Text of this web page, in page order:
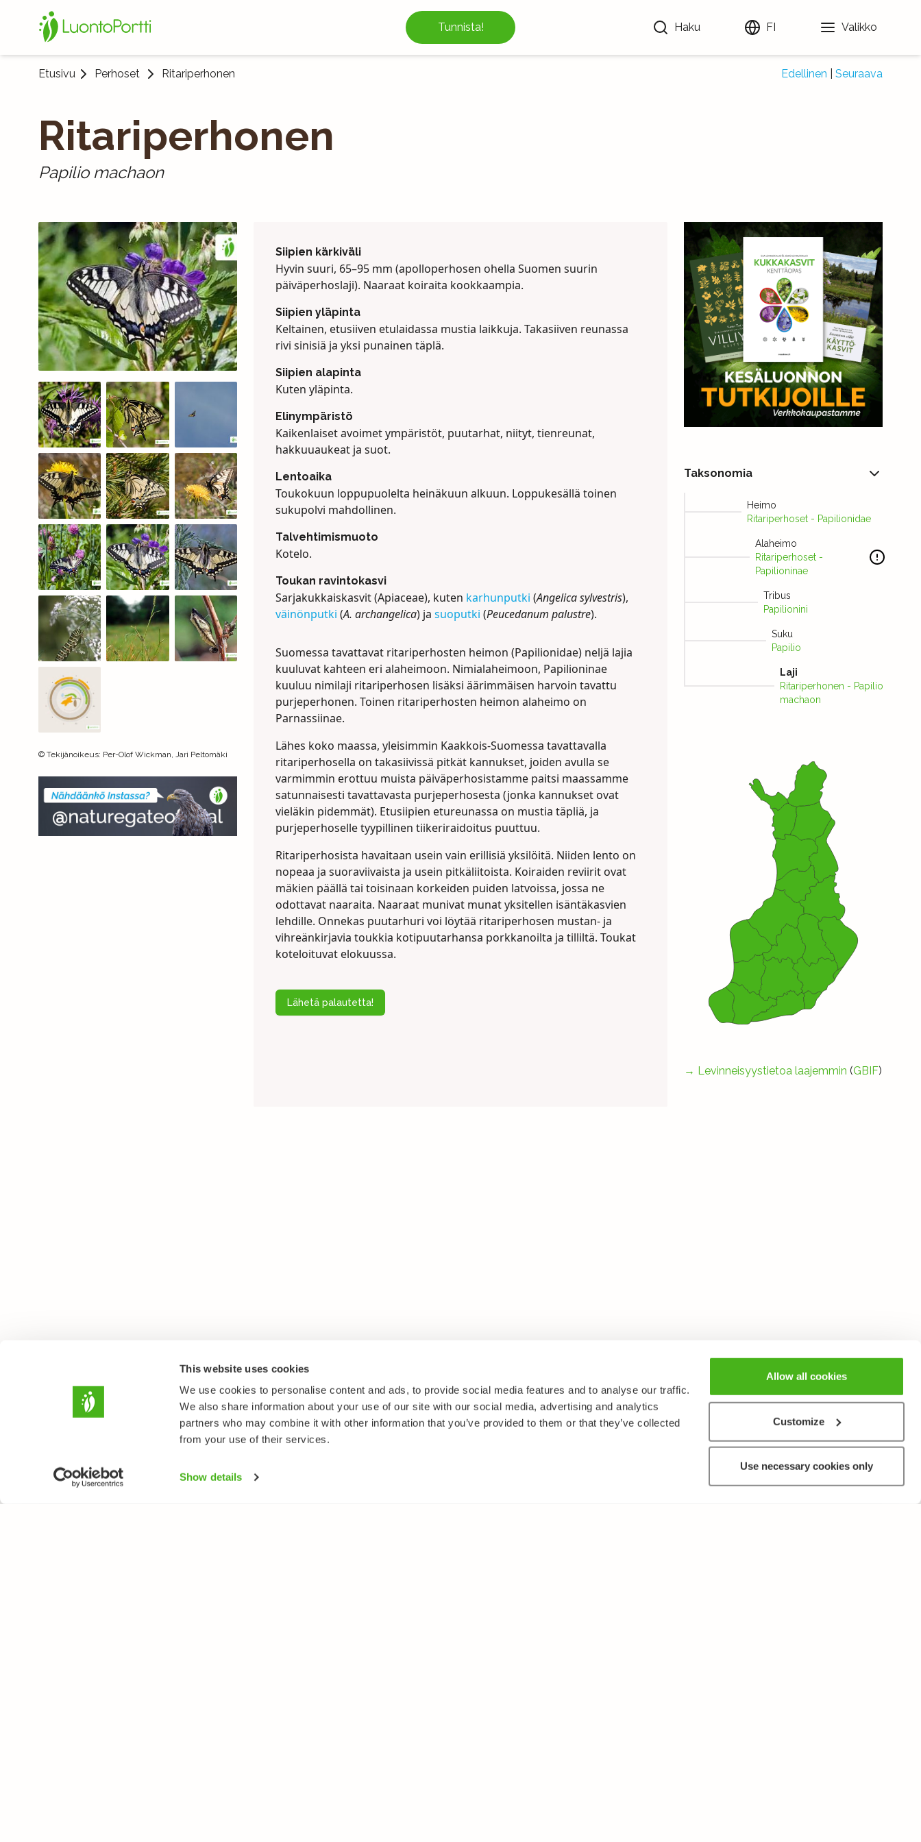
This website uses cookies
We use cookies to personalise content and ads, to provide social media features and to analyse our traffic.
We also share information about your use of our site with our social media, advertising and analytics
partners who may combine it with other information that you’ve provided to them or that they’ve collected
from your use of their services.
Show details
Allow all cookies
Customize
Use necessary cookies only
Tunnista! Haku FI Valikko
Etusivu Perhoset Ritariperhonen Edellinen Seuraava
Ritariperhonen
Papilio machaon
© Tekijänoikeus: Per-Olof Wickman, Jari Peltomäki
Siipien kärkiväli
Hyvin suuri, 65–95 mm (apolloperhosen ohella Suomen suurin
päiväperhoslaji). Naaraat koiraita kookkaampia.
Siipien yläpinta
Keltainen, etusiiven etulaidassa mustia laikkuja. Takasiiven reunassa
rivi sinisiä ja yksi punainen täplä.
Siipien alapinta
Kuten yläpinta.
Elinympäristö
Kaikenlaiset avoimet ympäristöt, puutarhat, niityt, tienreunat,
hakkuuaukeat ja suot.
Lentoaika
Toukokuun loppupuolelta heinäkuun alkuun. Loppukesällä toinen
sukupolvi mahdollinen.
Talvehtimismuoto
Kotelo.
Toukan ravintokasvi
Sarjakukkaiskasvit (Apiaceae), kuten karhunputki (Angelica sylvestris),
väinönputki (A. archangelica) ja suoputki (Peucedanum palustre).
Suomessa tavattavat ritariperhosten heimon (Papilionidae) neljä lajia
kuuluvat kahteen eri alaheimoon. Nimialaheimoon, Papilioninae
kuuluu nimilaji ritariperhosen lisäksi äärimmäisen harvoin tavattu
purjeperhonen. Toinen ritariperhosten heimon alaheimo on
Parnassiinae.
Lähes koko maassa, yleisimmin Kaakkois-Suomessa tavattavalla
ritariperhosella on takasiivissä pitkät kannukset, joiden avulla se
varmimmin erottuu muista päiväperhosistamme paitsi maassamme
satunnaisesti tavattavasta purjeperhosesta (jonka kannukset ovat
vieläkin pidemmät). Etusiipien etureunassa on mustia täpliä, ja
purjeperhoselle tyypillinen tiikeriraidoitus puuttuu.
Ritariperhosista havaitaan usein vain erillisiä yksilöitä. Niiden lento on
nopeaa ja suoraviivaista ja usein pitkäliitoista. Koiraiden reviirit ovat
mäkien päällä tai toisinaan korkeiden puiden latvoissa, jossa ne
odottavat naaraita. Naaraat munivat munat yksitellen isäntäkasvien
lehdille. Onnekas puutarhuri voi löytää ritariperhosen mustan- ja
vihreänkirjavia toukkia kotipuutarhansa porkkanoilta ja tilliltä. Toukat
koteloituvat elokuussa.
Lähetä palautetta!
Taksonomia
Heimo
Ritariperhoset - Papilionidae
Alaheimo
Ritariperhoset -
Papilioninae
Tribus
Papilionini
Suku
Papilio
Laji
Ritariperhonen - Papilio
machaon
→ Levinneisyystietoa laajemmin (GBIF)